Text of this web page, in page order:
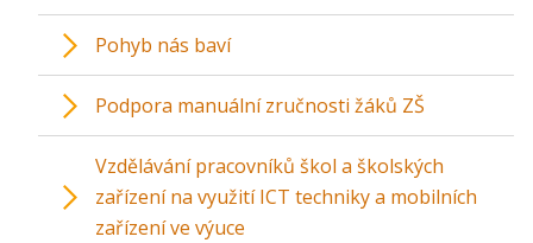
Pohyb nás baví
Podpora manuální zručnosti žáků ZŠ
Vzdělávání pracovníků škol a školských
zařízení na využití ICT techniky a mobilních
zařízení ve výuce